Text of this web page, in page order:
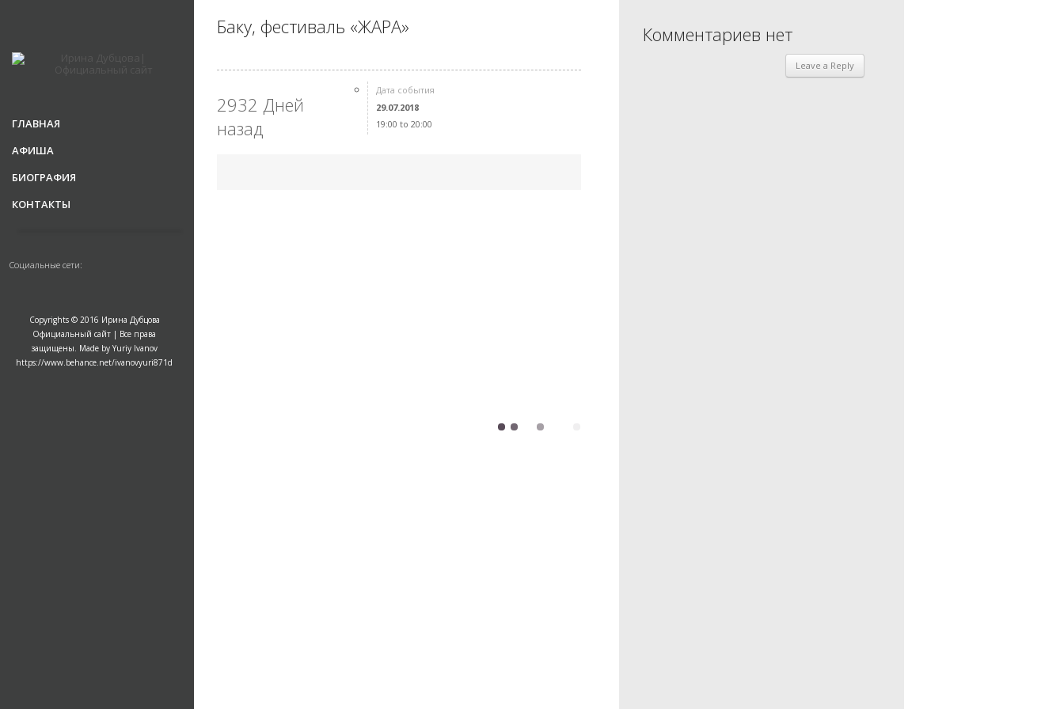
ГЛАВНАЯ
АФИША
БИОГРАФИЯ
КОНТАКТЫ
Социальные сети:
Copyrights © 2016 Ирина Дубцова
Официальный сайт | Все права
защищены. Made by Yuriy Ivanov
https://www.behance.net/ivanovyuri871d
Баку, фестиваль «ЖАРА»
2932 Дней
назад
Дата события
29.07.2018
19:00 to 20:00
Комментариев нет
Leave a Reply